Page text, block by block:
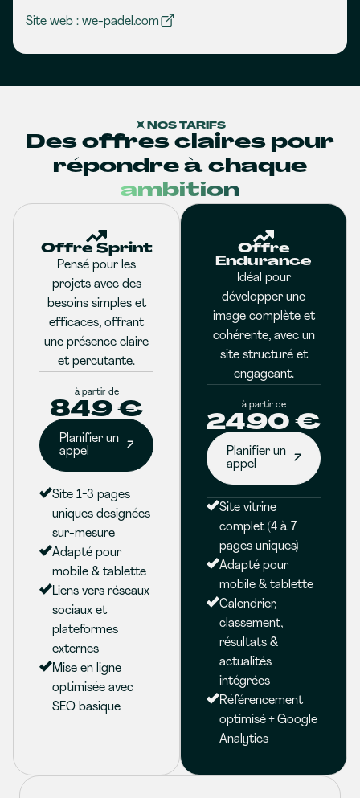
Site web : we-padel.com
NOS TARIFS
Des offres claires pour
répondre à chaque
ambition
Offre Sprint
Pensé pour les
projets avec des
besoins simples et
efficaces, offrant
une présence claire
et percutante.
à partir de
849 €
Planifier un
appel
Site 1-3 pages
uniques designées
sur-mesure
Adapté pour
mobile & tablette
Liens vers réseaux
sociaux et
plateformes
externes
Mise en ligne
optimisée avec
SEO basique
Offre
Endurance
Idéal pour
développer une
image complète et
cohérente, avec un
site structuré et
engageant.
à partir de
2490 €
Planifier un
appel
Site vitrine
complet (4 à 7
pages uniques)
Adapté pour
mobile & tablette
Calendrier,
classement,
résultats &
actualités
intégrées
Référencement
optimisé + Google
Analytics